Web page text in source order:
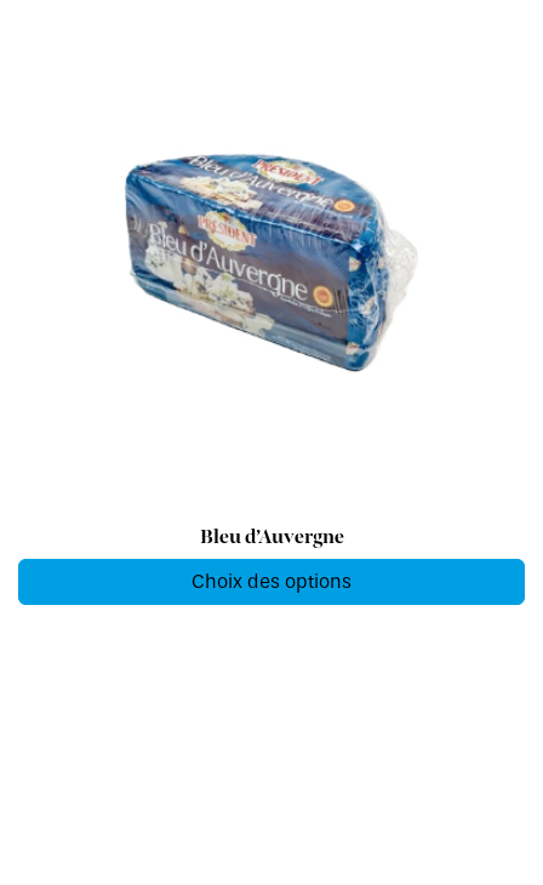
Bleu d’Auvergne
Choix des options